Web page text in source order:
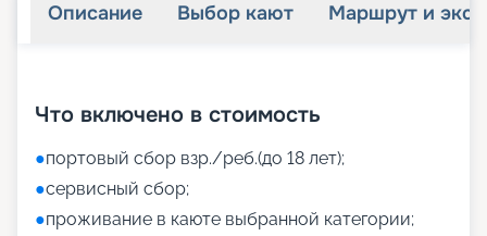
Описание Выбор кают Маршрут и
Что включено в стоимость
●портовый сбор взр./реб.(до 18 лет);
●сервисный сбор;
●проживание в каюте выбранной категории;